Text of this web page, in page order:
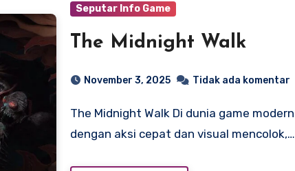
Seputar Info Game
The Midnight Walk
November 3, 2025 Tidak ada komentar
The Midnight Walk Di dunia game modern yang penuh
dengan aksi cepat dan visual mencolok,…